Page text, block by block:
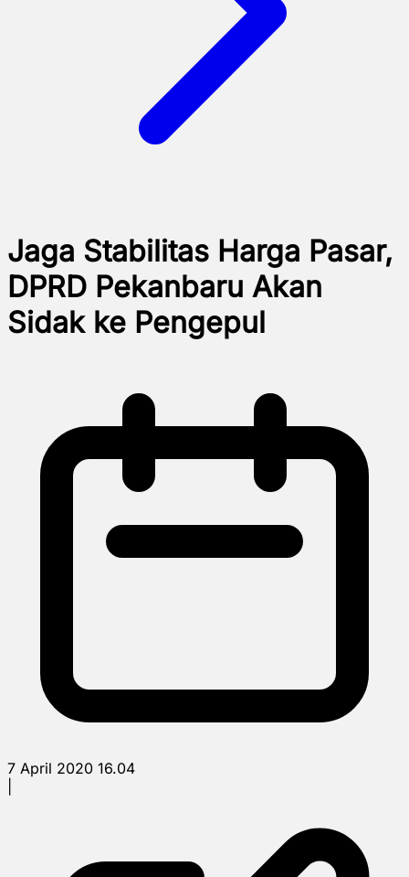
Jaga Stabilitas Harga Pasar,
DPRD Pekanbaru Akan
Sidak ke Pengepul
7 April 2020 16.04